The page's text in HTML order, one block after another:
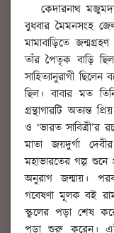
কেদারনাথ
বুধবার মৈমনসংহ
মামাবাড়িতে
তাঁর পৈতৃক বাড়ি
সাহিত্যানুরাগী
ছিল। বাবার মত
গ্রন্থাগারটি অত্যন্ত
ও ‘ভারত সাবিত্রী’র
মাতা জয়দুর্গা
মহাভারতের গল্প শুনে
অনুরাগ জন্মায়।
গবেষণা মূলক বই
স্কুলের পড়া শেষ করে
পড়া শুরু করেন।